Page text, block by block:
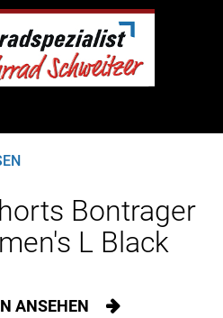
Bontrager
L Black
ANSEHEN